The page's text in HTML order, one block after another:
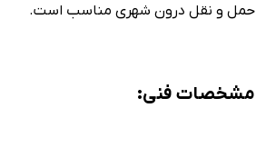
حمل و نقل درون شهری مناسب است.
مشخصات فنی: